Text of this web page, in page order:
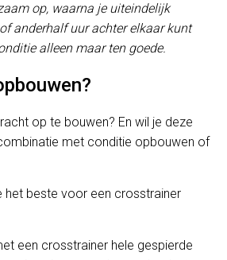
op, waarna je uiteindelijk
anderhalf uur achter elkaar kunt
alleen maar ten goede.
op te bouwen? En wil je deze
met conditie opbouwen of
het beste voor een crosstrainer
een crosstrainer hele gespierde